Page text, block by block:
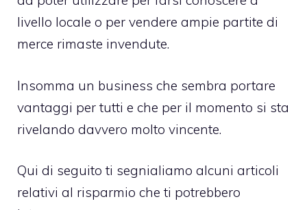
livello locale o per vendere ampie partite di
merce rimaste invendute.
Insomma un business che sembra portare
vantaggi per tutti e che per il momento si sta
rivelando davvero molto vincente.
Qui di seguito ti segnialiamo alcuni articoli
relativi al risparmio che ti potrebbero